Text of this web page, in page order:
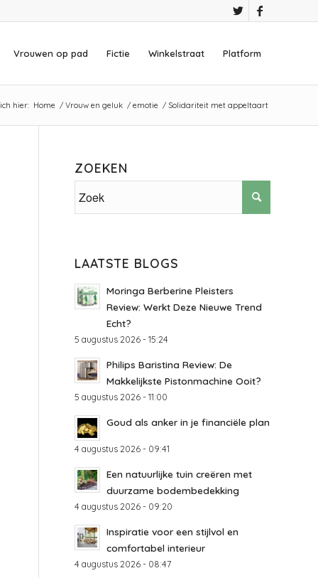
Vrouwen op pad Fictie Winkelstraat Platform
hier: Home / Vrouw en geluk / emotie / Solidariteit met appeltaart
ZOEKEN
LAATSTE BLOGS
Moringa Berberine Pleisters
Review: Werkt Deze Nieuwe Trend
Echt?
5 augustus 2026 - 15:24
Philips Baristina Review: De
Makkelijkste Pistonmachine Ooit?
5 augustus 2026 - 11:00
Goud als anker in je financiële plan
4 augustus 2026 - 09:41
Een natuurlijke tuin creëren met
duurzame bodembedekking
4 augustus 2026 - 09:20
Inspiratie voor een stijlvol en
comfortabel interieur
4 augustus 2026 - 08:47